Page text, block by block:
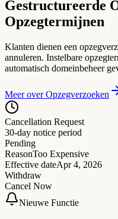
Gestructureerde
Opzegtermijnen
Klanten dienen een
annuleren. Instelbare
automatisch domeinbeheer
Meer over Opzegverzoeken
Cancellation Request
30-day notice period
Pending
ReasonToo Expensive
Effective dateApr 4, 2026
Withdraw
Cancel Now
Nieuwe Functie